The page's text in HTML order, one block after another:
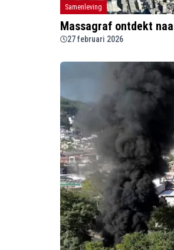
Samenleving
Massagraf ontdekt
27 februari 2026